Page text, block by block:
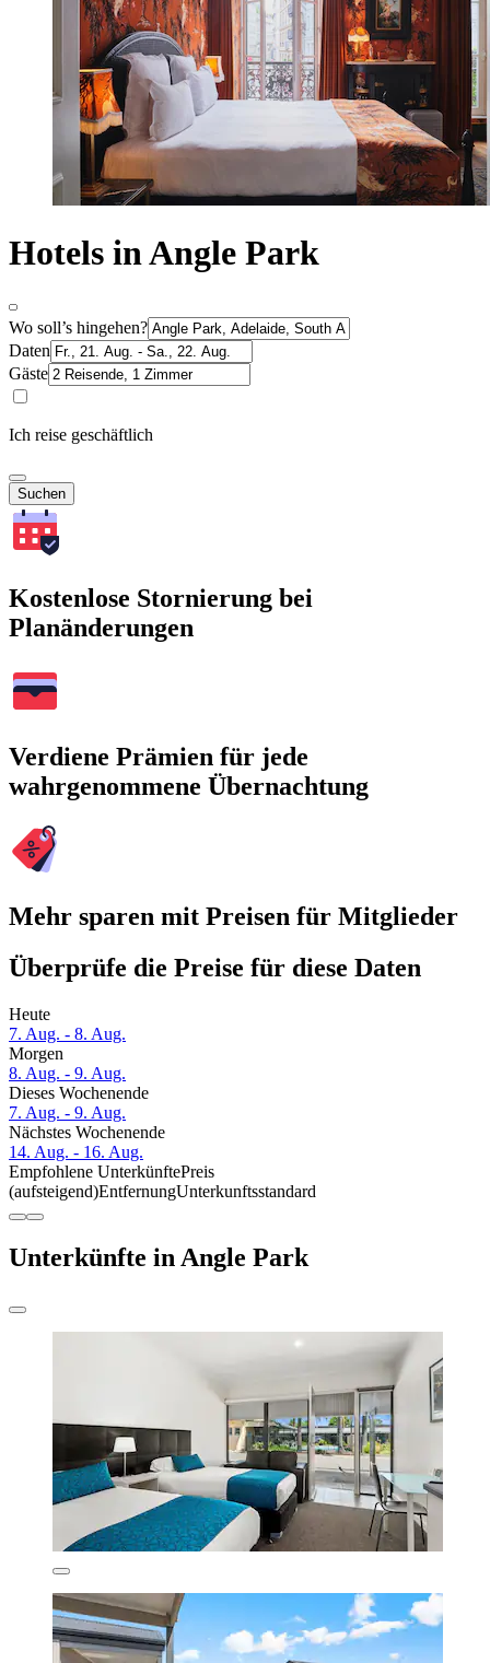
Hotels in Angle Park
Wo soll’s hingehen?
Daten
Gäste
Ich reise geschäftlich
Suchen
Kostenlose Stornierung bei
Planänderungen
Verdiene Prämien für jede
wahrgenommene Übernachtung
Mehr sparen mit Preisen für Mitglieder
Überprüfe die Preise für diese Daten
Heute
7. Aug. - 8. Aug.
Morgen
8. Aug. - 9. Aug.
Dieses Wochenende
7. Aug. - 9. Aug.
Nächstes Wochenende
14. Aug. - 16. Aug.
Empfohlene UnterkünftePreis
(aufsteigend)EntfernungUnterkunftsstandard
Unterkünfte in Angle Park